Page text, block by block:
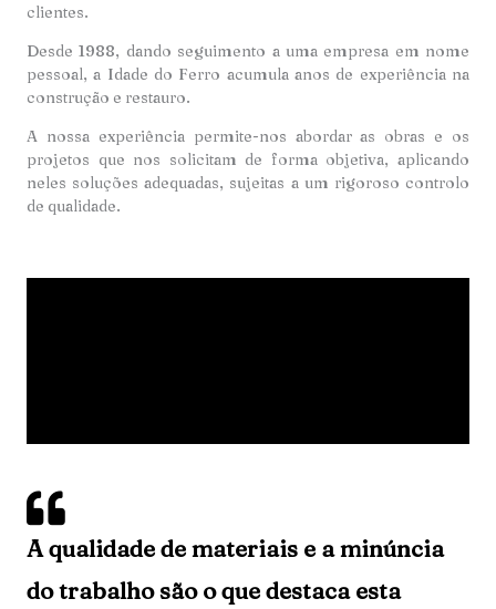
A qualidade de materiais e a minúncia
do trabalho são o que destaca esta
clientes.
Desde 1988, dando seguimento a uma empresa em nome
pessoal, a Idade do Ferro acumula anos de experiência na
construção e restauro.
A nossa experiência permite-nos abordar as obras e os
projetos que nos solicitam de forma objetiva, aplicando
neles soluções adequadas, sujeitas a um rigoroso controlo
de qualidade.